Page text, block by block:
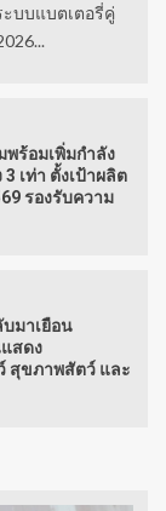
ะบบแบตเตอรี่คู่
พร้อมเพิ่มกำลัง
เท่า ตั้งเป้าผลิต
รองรับความ
บมาเยือน
แสดง
สุขภาพสัตว์ และ